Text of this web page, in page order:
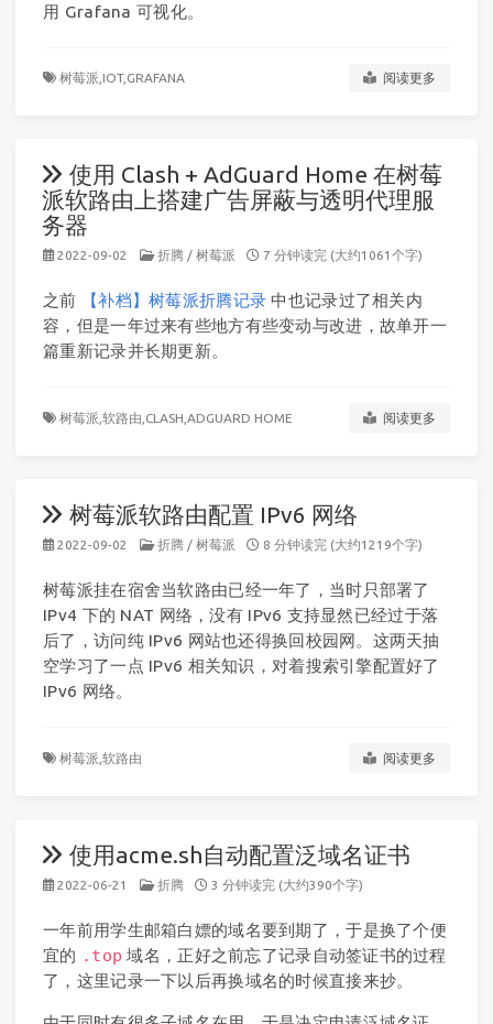
用 Grafana 可视化。
树莓派, IOT, GRAFANA 阅读更多
使用 Clash + AdGuard Home 在树莓
派软路由上搭建广告屏蔽与透明代理服
务器
2022-09-02 折腾/ 树莓派 7 分钟读完 (大约1061个字)
之前 【补档】树莓派折腾记录 中也记录过了相关内
容，但是一年过来有些地方有些变动与改进，故单开一
篇重新记录并长期更新。
树莓派,软路由, CLASH,ADGUARD HOME 阅读更多
树莓派软路由配置 IPv6 网络
2022-09-02 折腾/ 树莓派 8 分钟读完 (大约1219个字)
树莓派挂在宿舍当软路由已经一年了，当时只部署了
IPv4 下的 NAT 网络，没有 IPv6 支持显然已经过于落
后了，访问纯 IPv6 网站也还得换回校园网。这两天抽
空学习了一点 IPv6 相关知识，对着搜索引擎配置好了
IPv6 网络。
树莓派,软路由 阅读更多
使用acme.sh自动配置泛域名证书
2022-06-21 折腾 3 分钟读完 (大约390个字)
一年前用学生邮箱白嫖的域名要到期了，于是换了个便
宜的 .top 域名，正好之前忘了记录自动签证书的过程
了，这里记录一下以后再换域名的时候直接来抄。